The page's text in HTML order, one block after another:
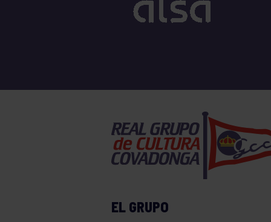
TENIS
EL GRUPO